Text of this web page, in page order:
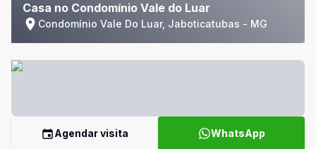
Casa no Condomínio Vale do Luar
Condomínio Vale Do Luar, Jaboticatubas - MG
Agendar visita WhatsApp